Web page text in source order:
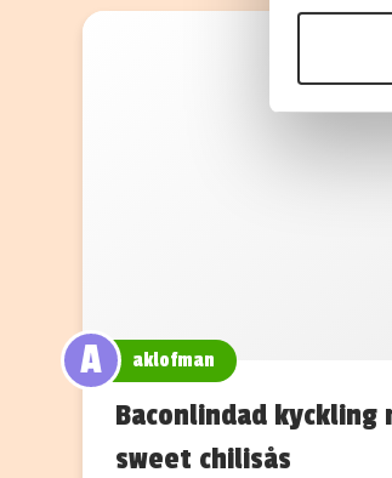
eller äldre.
A aklofman
Baconlindad kyckling
sweet chilisås